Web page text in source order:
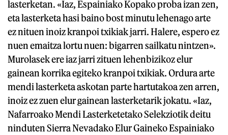
lasterketan. «Iaz, Espainiako Kopako proba izan zen,
eta lasterketa hasi baino bost minutu lehenago arte
ez nituen inoiz kranpoi txikiak jarri. Halere, espero ez
nuen emaitza lortu nuen: bigarren sailkatu nintzen».
Murolasek ere iaz jarri zituen lehenbizikoz elur
gainean korrika egiteko kranpoi txikiak. Ordura arte
mendi lasterketa askotan parte hartutakoa zen arren,
inoiz ez zuen elur gainean lasterketarik jokatu. «Iaz,
Nafarroako Mendi Lasterketetako Selekziotik deitu
ninduten Sierra Nevadako Elur Gaineko Espainiako